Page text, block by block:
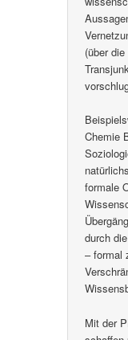
(über
vorschlug.
formale
durch
– formal